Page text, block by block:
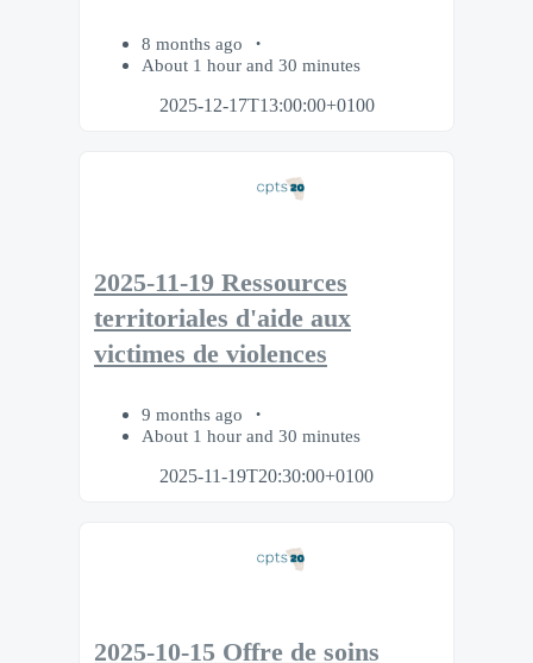
8 months ago
About 1 hour and 30 minutes
2025-12-17T13:00:00+0100
2025-11-19 Ressources
territoriales d'aide aux
victimes de violences
9 months ago
About 1 hour and 30 minutes
2025-11-19T20:30:00+0100
2025-10-15 Offre de soins